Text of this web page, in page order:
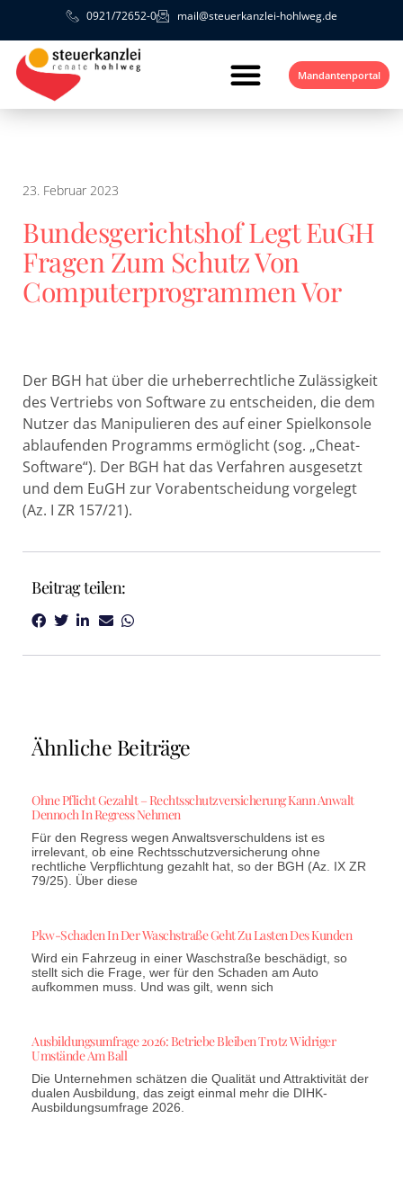
0921/72652-0 mail@steuerkanzlei-hohlweg.de
Mandantenportal
23. Februar 2023
Bundesgerichtshof Legt EuGH
Fragen Zum Schutz Von
Computerprogrammen Vor
Der BGH hat über die urheberrechtliche Zulässigkeit
des Vertriebs von Software zu entscheiden, die dem
Nutzer das Manipulieren des auf einer Spielkonsole
ablaufenden Programms ermöglicht (sog. „Cheat-
Software“). Der BGH hat das Verfahren ausgesetzt
und dem EuGH zur Vorabentscheidung vorgelegt
(Az. I ZR 157/21).
Beitrag teilen:
Ähnliche Beiträge
Ohne Pflicht Gezahlt – Rechtsschutzversicherung Kann Anwalt
Dennoch In Regress Nehmen
Für den Regress wegen Anwaltsverschuldens ist es
irrelevant, ob eine Rechtsschutzversicherung ohne
rechtliche Verpflichtung gezahlt hat, so der BGH (Az. IX ZR
79/25). Über diese
Pkw-Schaden In Der Waschstraße Geht Zu Lasten Des Kunden
Wird ein Fahrzeug in einer Waschstraße beschädigt, so
stellt sich die Frage, wer für den Schaden am Auto
aufkommen muss. Und was gilt, wenn sich
Ausbildungsumfrage 2026: Betriebe Bleiben Trotz Widriger
Umstände Am Ball
Die Unternehmen schätzen die Qualität und Attraktivität der
dualen Ausbildung, das zeigt einmal mehr die DIHK-
Ausbildungsumfrage 2026.